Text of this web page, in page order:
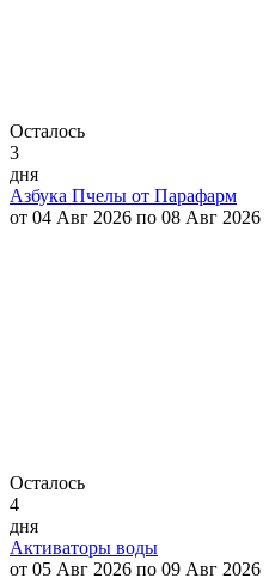
Осталось
3
дня
Азбука Пчелы от Парафарм
от 04 Авг 2026 по 08 Авг 2026
Осталось
4
дня
Активаторы воды
от 05 Авг 2026 по 09 Авг 2026